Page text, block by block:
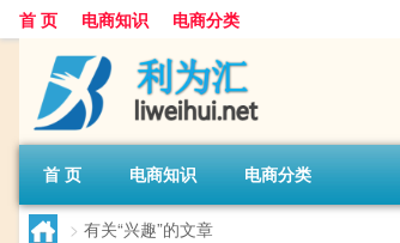
首 页 电商知识 电商分类
首 页 电商知识 电商分类
> 有关“兴趣”的文章